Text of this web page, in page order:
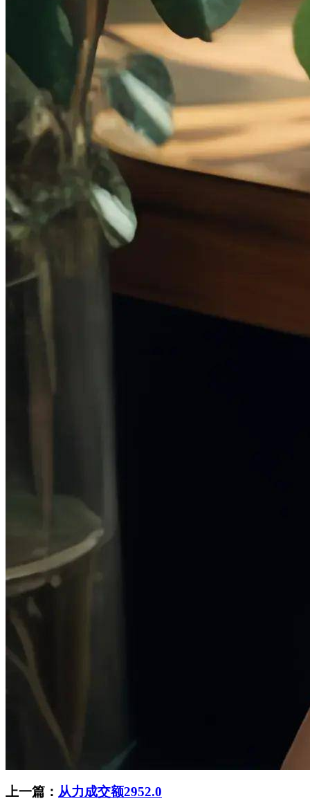
上一篇： 从力成交额2952.0